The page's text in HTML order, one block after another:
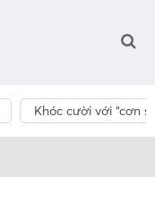
Khóc cười với “cơn